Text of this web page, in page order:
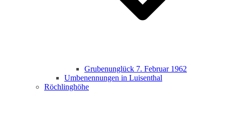
Grubenunglück 7. Februar 1962
Umbenennungen in Luisenthal
Röchlinghöhe